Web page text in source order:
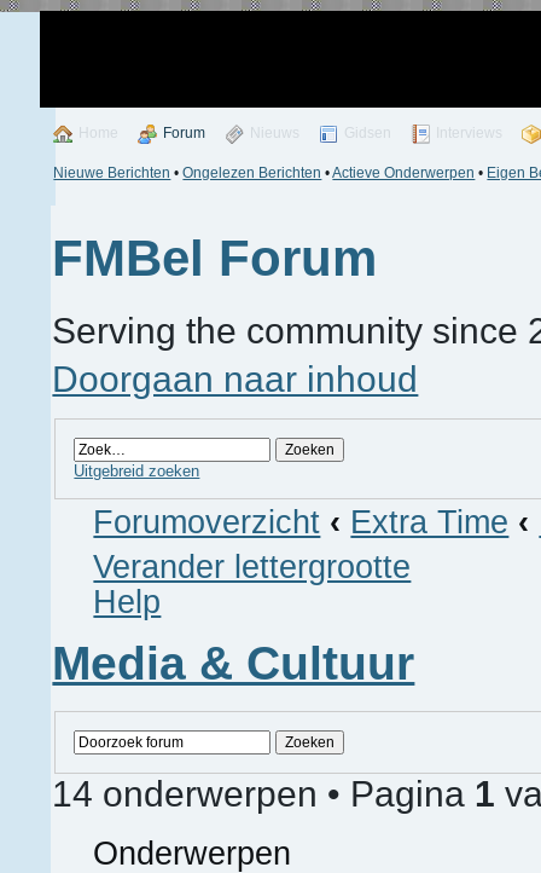
Home Forum Nieuws Gidsen Interviews
Nieuwe Berichten •Ongelezen Berichten •Actieve Onderwerpen • Eigen
FMBel Forum
Serving the community since
Doorgaan naar inhoud
Uitgebreid zoeken
Forumoverzicht ‹ Extra Time ‹
Verander lettergrootte
Help
Media & Cultuur
14 onderwerpen • Pagina 1
Onderwerpen